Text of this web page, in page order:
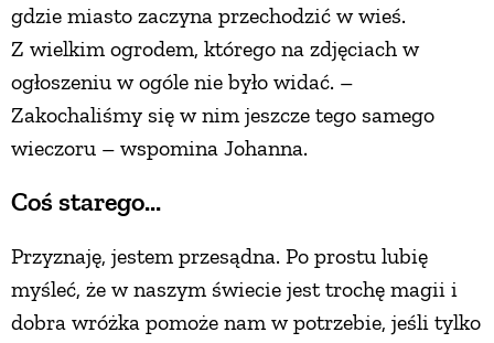
gdzie miasto zaczyna przechodzić w wieś.
Z wielkim ogrodem, którego na zdjęciach w
ogłoszeniu w ogóle nie było widać. –
Zakochaliśmy się w nim jeszcze tego samego
wieczoru – wspomina Johanna.
Coś starego...
Przyznaję, jestem przesądna. Po prostu lubię
myśleć, że w naszym świecie jest trochę magii i
dobra wróżka pomoże nam w potrzebie, jeśli tylko